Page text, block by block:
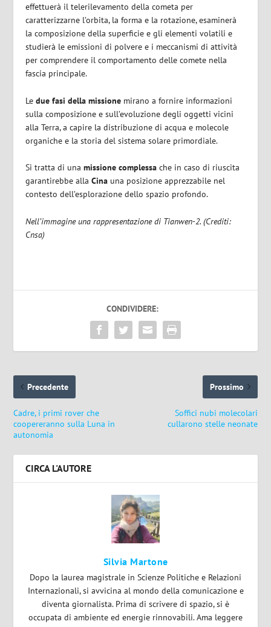
effettuerà il telerilevamento della cometa per
caratterizzarne l’orbita, la forma e la rotazione, esaminerà
la composizione della superficie e gli elementi volatili e
studierà le emissioni di polvere e i meccanismi di attività
per comprendere il comportamento delle comete nella
fascia principale.
Ledue fasi della missione mirano a fornire informazioni
sulla composizione e sull’evoluzione degli oggetti vicini
alla Terra, a capire la distribuzione di acqua e molecole
organiche e la storia del sistema solare primordiale.
Si tratta di unamissione complessa che in caso di riuscita
garantirebbe allaCina una posizione apprezzabile nel
contesto dell’esplorazione dello spazio profondo.
Nell’immagine una rappresentazione di Tianwen-2. (Crediti:
Cnsa)
CONDIVIDERE:
Precedente
Cadre, i primi rover che
coopereranno sulla Luna in
autonomia
Prossimo
Soffici nubi molecolari
cullarono stelle neonate
CIRCA L'AUTORE
Silvia Martone
Dopo la laurea magistrale in Scienze Politiche e Relazioni
Internazionali, si avvicina al mondo della comunicazione e
diventa giornalista. Prima di scrivere di spazio, si è
occupata di ambiente ed energie rinnovabili. Ama leggere